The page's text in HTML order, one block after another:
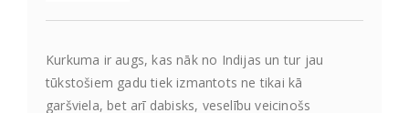
Kurkuma ir augs, kas nāk no Indijas un tur jau
tūkstošiem gadu tiek izmantots ne tikai kā
garšviela, bet arī dabisks, veselību veicinošs